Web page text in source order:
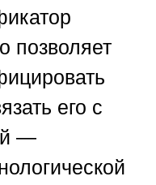
позволяет
его с
—